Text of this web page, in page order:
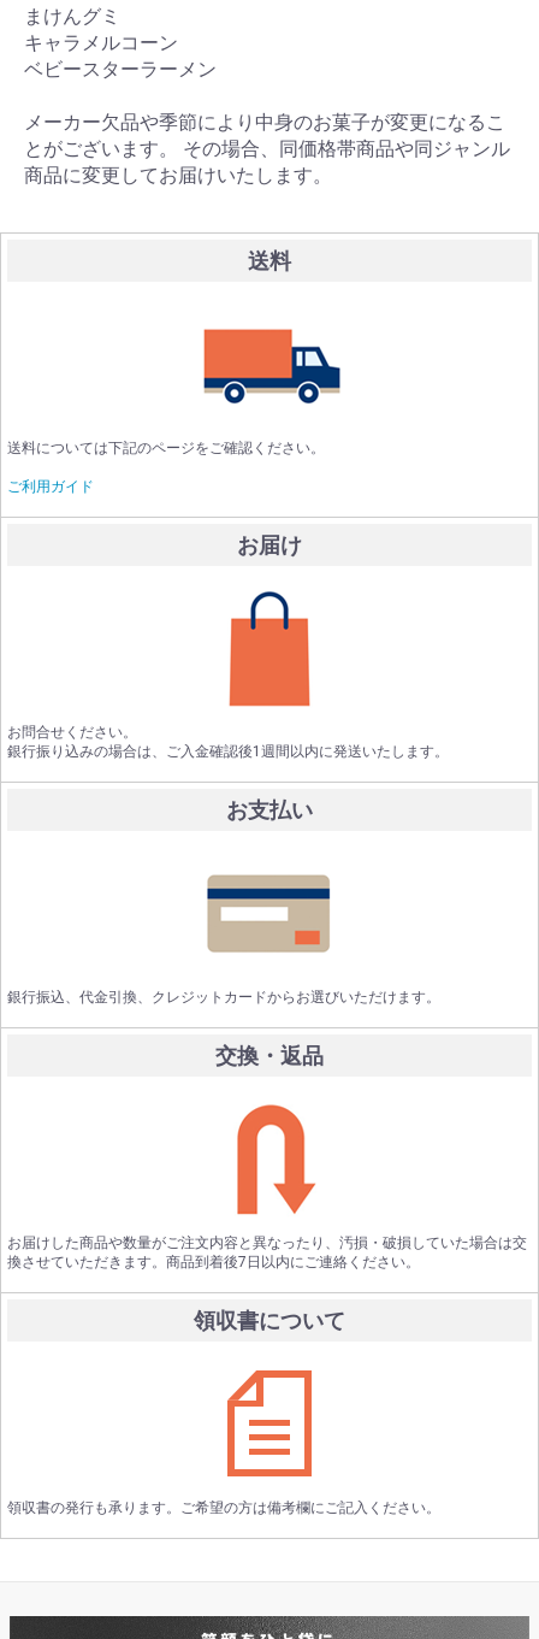
まけんグミ
キャラメルコーン
ベビースターラーメン
メーカー欠品や季節により中身のお菓子が変更になるこ
とがございます。 その場合、同価格帯商品や同ジャンル
商品に変更してお届けいたします。
送料
送料については下記のページをご確認ください。
ご利用ガイド
お届け
お問合せください。
銀行振り込みの場合は、ご入金確認後1週間以内に発送いたします。
お支払い
銀行振込、代金引換、クレジットカードからお選びいただけます。
交換・返品
お届けした商品や数量がご注文内容と異なったり、汚損・破損していた場合は交
換させていただきます。商品到着後7日以内にご連絡ください。
領収書について
領収書の発行も承ります。ご希望の方は備考欄にご記入ください。